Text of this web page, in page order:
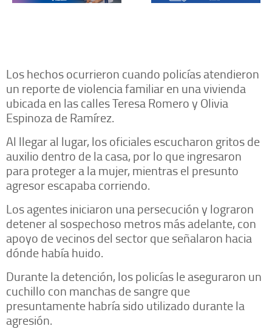
Los hechos ocurrieron cuando policías atendieron
un reporte de violencia familiar en una vivienda
ubicada en las calles Teresa Romero y Olivia
Espinoza de Ramírez.
Al llegar al lugar, los oficiales escucharon gritos de
auxilio dentro de la casa, por lo que ingresaron
para proteger a la mujer, mientras el presunto
agresor escapaba corriendo.
Los agentes iniciaron una persecución y lograron
detener al sospechoso metros más adelante, con
apoyo de vecinos del sector que señalaron hacia
dónde había huido.
Durante la detención, los policías le aseguraron un
cuchillo con manchas de sangre que
presuntamente habría sido utilizado durante la
agresión.